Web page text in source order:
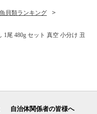
魚貝類ランキング
1尾 480g セット 真空 小分け 丑
自治体関係者の皆様へ